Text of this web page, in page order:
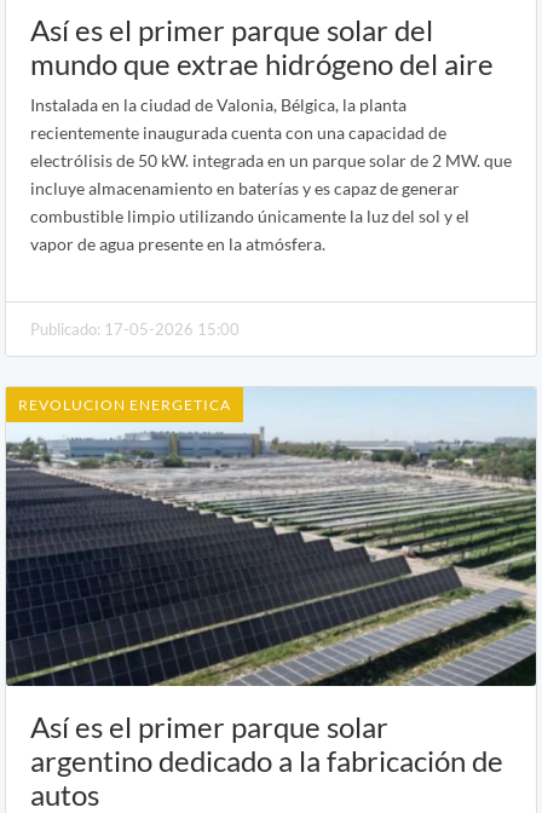
Así es el primer parque solar del
mundo que extrae hidrógeno del aire
Instalada en la ciudad de Valonia, Bélgica, la planta
recientemente inaugurada cuenta con una capacidad de
electrólisis de 50 kW. integrada en un parque solar de 2 MW. que
incluye almacenamiento en baterías y es capaz de generar
combustible limpio utilizando únicamente la luz del sol y el
vapor de agua presente en la atmósfera.
Publicado: 17-05-2026 15:00
REVOLUCION ENERGETICA
Así es el primer parque solar
argentino dedicado a la fabricación de
autos